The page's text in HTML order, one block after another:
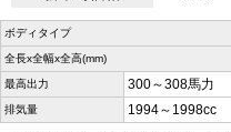
ボディタイプ
全長x全幅x全高(mm)
最高出力 300～308馬力
排気量 1994～1998cc